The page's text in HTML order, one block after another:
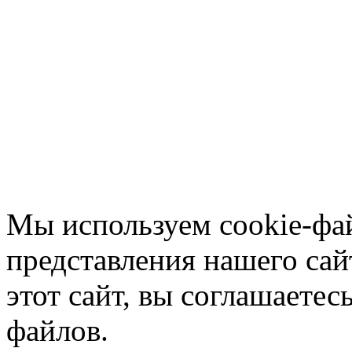
Мы используем cookie-
представления нашего
этот сайт, вы
файлов.